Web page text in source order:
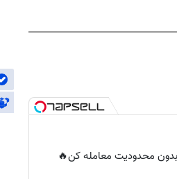
بدون محدودیت معامله کن🔥